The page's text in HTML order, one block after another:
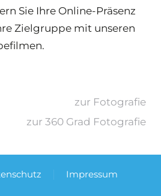
Sie Ihre Online-Präsenz
Zielgruppe mit unseren
zur Fotografie
zur 360 Grad Fotografie
Impressum